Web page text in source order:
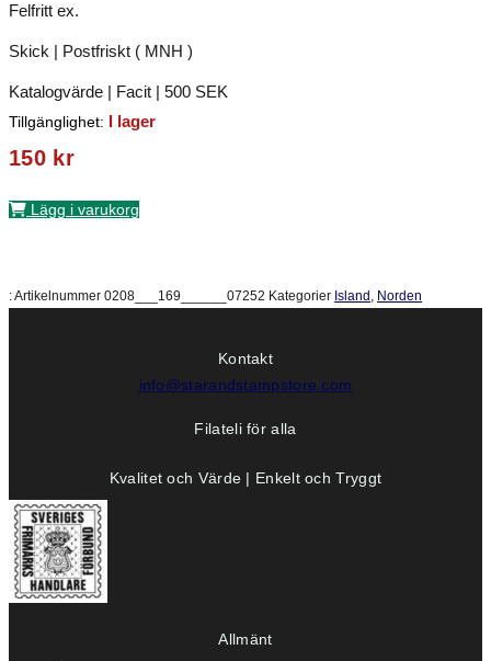
Felfritt ex.
Skick | Postfriskt ( MNH )
Katalogvärde | Facit | 500 SEK
Tillgänglighet: I lager
150 kr
Lägg i varukorg
:Artikelnummer 0208___169______07252 Kategorier Island , Norden
Kontakt
info@starandstampstore.com
Filateli för alla
Kvalitet och Värde | Enkelt och Tryggt
Allmänt